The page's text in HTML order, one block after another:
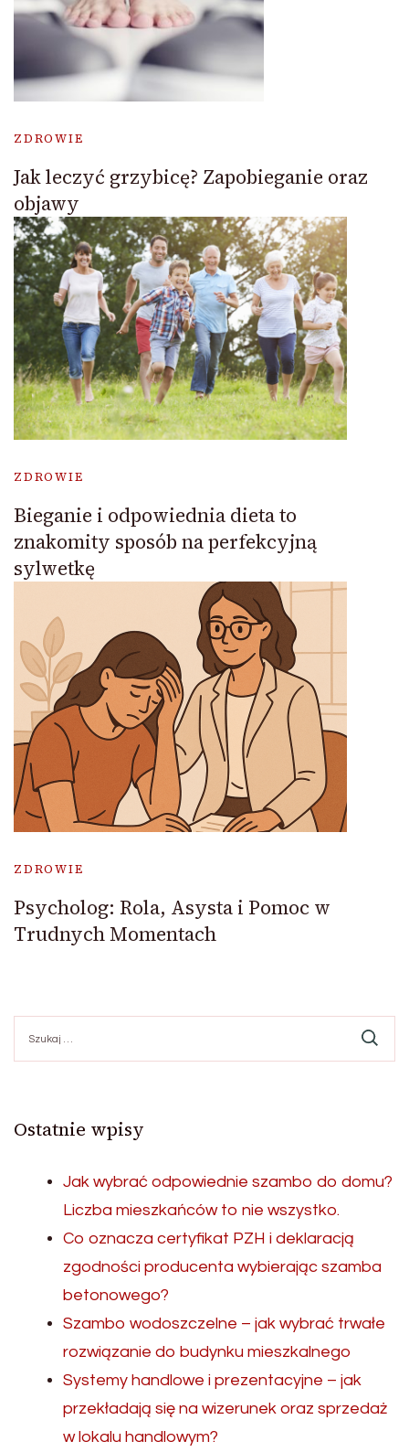
ZDROWIE
Jak leczyć grzybicę? Zapobieganie oraz
objawy
ZDROWIE
Bieganie i odpowiednia dieta to
znakomity sposób na perfekcyjną
sylwetkę
ZDROWIE
Psycholog: Rola, Asysta i Pomoc w
Trudnych Momentach
Ostatnie wpisy
Jak wybrać odpowiednie szambo do domu?
Liczba mieszkańców to nie wszystko.
Co oznacza certyfikat PZH i deklaracją
zgodności producenta wybierając szamba
betonowego?
Szambo wodoszczelne – jak wybrać trwałe
rozwiązanie do budynku mieszkalnego
Systemy handlowe i prezentacyjne – jak
przekładają się na wizerunek oraz sprzedaż
w lokalu handlowym?